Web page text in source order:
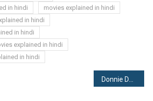
in hindi
movies explained in hindi
in hindi
in hindi
explained in hindi
in hindi
Donnie Darko (2001) Explained in hindi